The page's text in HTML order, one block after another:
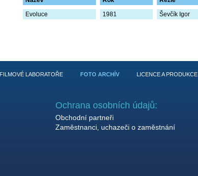
Evoluce
1981 Ševčík Igor
FILMOVÉ LABORATOŘE FOTO ARCHÍV LICENCE A PRODUKCE
Ochrana osobních údajů:
Obchodní partneři
Zaměstnanci, uchazeči o zaměstnání